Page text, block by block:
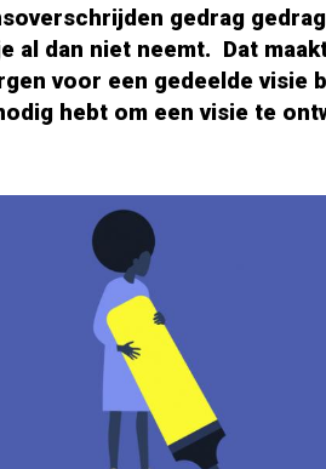
gedrag
al dan niet neemt. Dat
voor een gedeelde visie
hebt om een visie te